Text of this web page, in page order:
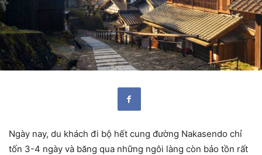
Ngày nay, du khách đi bộ hết cung đường Nakasendo chỉ
tốn 3-4 ngày và băng qua những ngôi làng còn bảo tồn rất